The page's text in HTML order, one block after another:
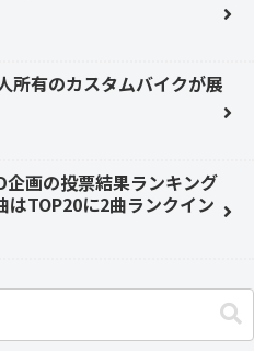
所有のカスタムバイクが展
企画の投票結果ランキング
はTOP20に2曲ランクイン